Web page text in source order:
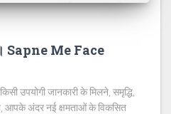
Sapne Me Face
उपयोगी जानकारी के मिलने, समृद्धि,
आपके अंदर नई क्षमताओं के विकसित